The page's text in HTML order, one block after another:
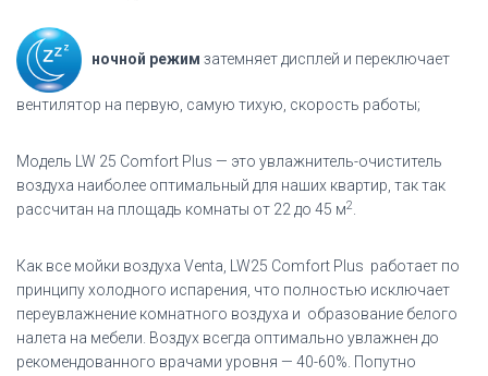
ночной режим затемняет дисплей и переключает
вентилятор на первую, самую тихую, скорость работы;
Модель LW 25 Comfort Plus — это увлажнитель-очиститель
воздуха наиболее оптимальный для наших квартир, так так
рассчитан на площадь комнаты от 22 до 45 м2
Как все мойки воздуха Venta, LW25 Comfort Plus работает по
принципу холодного испарения, что полностью исключает
переувлажнение комнатного воздуха и образование белого
налета на мебели. Воздух всегда оптимально увлажнен до
рекомендованного врачами уровня — 40-60%. Попутно